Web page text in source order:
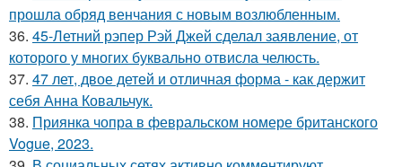
прошла обряд венчания с новым возлюбленным.
36. 45-Летний рэпер Рэй Джей сделал заявление, от
которого у многих буквально отвисла челюсть.
37. 47 лет, двое детей и отличная форма - как держит
себя Анна Ковальчук.
38. Приянка чопра в февральском номере британского
Vogue, 2023.